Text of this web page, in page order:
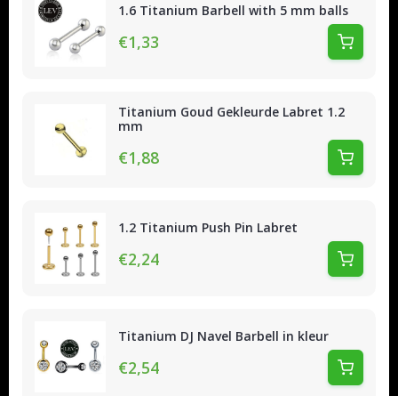
1.6 Titanium Barbell with 5 mm balls
€1,33
Titanium Goud Gekleurde Labret 1.2
mm
€1,88
1.2 Titanium Push Pin Labret
€2,24
Titanium DJ Navel Barbell in kleur
€2,54